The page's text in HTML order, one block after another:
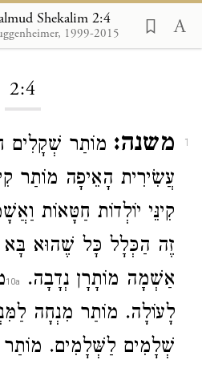
Shekalim 2:4
1999-2015
2:4
1 משנה: מוֹתַר שְׁקָלִים
עֲשִׂירִית הָאֵיפָה מוֹתַר
קִינֵּי יוֹלְדוֹת חַטָּאוֹת
זֶה הַכְּלָל כָּל שֶׁהוּא
אַשְׁמָה מוֹתָרָן נְדָבָה.
לָעוֹלָה. מוֹתַר מִנְחָה
שְׁלָמִים לַשְּׁלָמִים.